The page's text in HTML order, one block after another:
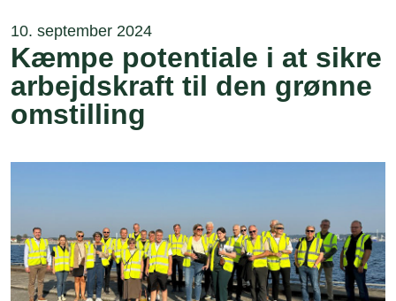
10. september 2024
Kæmpe potentiale i at sikre
arbejdskraft til den grønne
omstilling